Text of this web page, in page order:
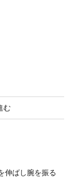
む
伸ばし腕を振る